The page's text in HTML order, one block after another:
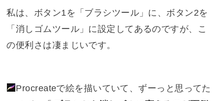
私は、ボタン1を「ブラシツール」に、ボタン2を
「消しゴムツール」に設定してあるのですが、こ
の便利さは凄まじいです。
Procreateで絵を描いていて、ずーっと思ってた